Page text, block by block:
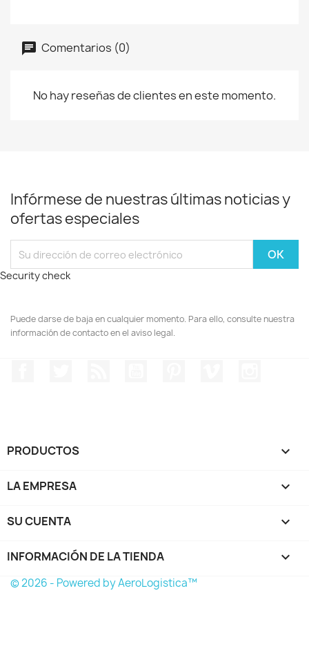
Comentarios (0)
No hay reseñas de clientes en este momento.
Infórmese de nuestras últimas noticias y
ofertas especiales
Security check
Puede darse de baja en cualquier momento. Para ello, consulte nuestra
información de contacto en el aviso legal.
PRODUCTOS 
LA EMPRESA 
SU CUENTA 
INFORMACIÓN DE LA TIENDA keyboard_arrow_down
© 2026 - Powered by AeroLogistica™